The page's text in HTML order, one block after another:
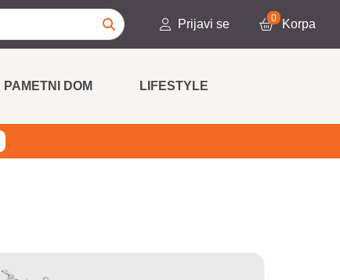
Prijavi se 0 Korpa
PAMETNI DOM LIFESTYLE